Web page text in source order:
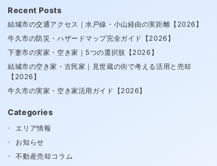
ジ
送
り
Recent Posts
結城市の交通アクセス｜水戸線・小山経由の実距離【2026】
牛久市の防災・ハザードマップ完全ガイド【2026】
下妻市の実家・空き家｜5つの選択肢【2026】
結城市の空き家・古民家｜見世蔵の街で考える活用と売却
【2026】
牛久市の実家・空き家活用ガイド【2026】
Categories
エリア情報
お知らせ
不動産売却コラム